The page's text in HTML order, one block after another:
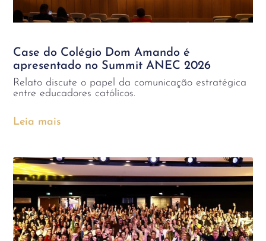
Case do Colégio Dom Amando é
apresentado no Summit ANEC 2026
Relato discute o papel da comunicação estratégica
entre educadores católicos.
Leia mais